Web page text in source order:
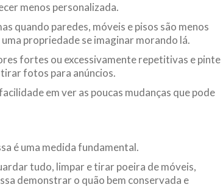
menos personalizada.
quando paredes, móveis e pisos são menos
propriedade se imaginar morando lá.
fortes ou excessivamente repetitivas e pinte
tirar fotos para anúncios.
em ver as poucas mudanças que pode
é uma medida fundamental.
tudo, limpar e tirar poeira de móveis,
demonstrar o quão bem conservada e